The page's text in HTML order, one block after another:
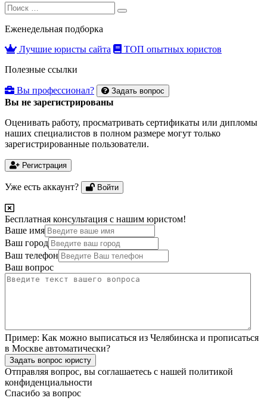
Search
for:
Search
Еженедельная подборка
Лучшие юристы сайта
ТОП опытных юристов
Полезные ссылки
Вы профессионал? Задать вопрос
Вы не зарегистрированы
Оценивать работу, просматривать сертификаты или дипломы
наших специалистов в полном размере могут только
зарегистрированные пользователи.
Регистрация
Уже есть аккаунт? Войти
Бесплатная консультация с нашим юристом!
Ваше имя
Ваш город
Ваш телефон
Ваш вопрос
Пример: Как можно выписаться из Челябинска и прописаться
в Москве автоматически?
Задать вопрос юристу
Отправляя вопрос, вы соглашаетесь с нашей политикой
конфиденциальности
Спасибо за вопрос